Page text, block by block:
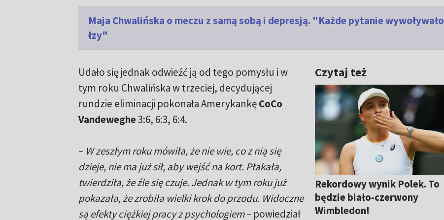
Maja Chwalińska o meczu z samą sobą i depresją. "Każde pytanie wywoływało
łzy"
Czytaj też
Rekordowy wynik Polek. To
będzie biało-czerwony
Wimbledon!
Udało się jednak odwieźć ją od tego pomysłu i w
tym roku Chwalińska w trzeciej, decydującej
rundzie eliminacji pokonała AmerykankęCoCo
Vandeweghe3:6, 6:3, 6:4.
– W zeszłym roku mówiła, że nie wie, co z nią się
dzieje, nie ma już sił, aby wejść na kort. Płakała,
twierdziła, że źle się czuje. Jednak w tym roku już
pokazała, że zrobiła wielki krok do przodu. Widoczne
są efekty ciężkiej pracy z psychologiem– powiedział